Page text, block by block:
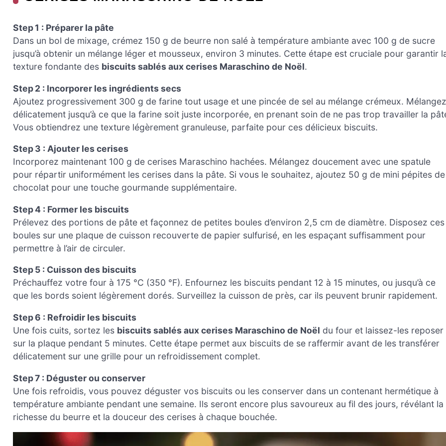
Step 1 : Préparer la pâte
Dans un bol de mixage, crémez 150 g de beurre non salé à température ambiante avec 100 g de sucre
jusqu’à obtenir un mélange léger et mousseux, environ 3 minutes. Cette étape est cruciale pour garantir
texture fondante des biscuits sablés aux cerises Maraschino de Noël.
Step 2 : Incorporer les ingrédients secs
Ajoutez progressivement 300 g de farine tout usage et une pincée de sel au mélange crémeux. Mélangez
délicatement jusqu’à ce que la farine soit juste incorporée, en prenant soin de ne pas trop travailler la
Vous obtiendrez une texture légèrement granuleuse, parfaite pour ces délicieux biscuits.
Step 3 : Ajouter les cerises
Incorporez maintenant 100 g de cerises Maraschino hachées. Mélangez doucement avec une spatule
pour répartir uniformément les cerises dans la pâte. Si vous le souhaitez, ajoutez 50 g de mini pépites de
chocolat pour une touche gourmande supplémentaire.
Step 4 : Former les biscuits
Prélevez des portions de pâte et façonnez de petites boules d’environ 2,5 cm de diamètre. Disposez ces
boules sur une plaque de cuisson recouverte de papier sulfurisé, en les espaçant suffisamment pour
permettre à l’air de circuler.
Step 5 : Cuisson des biscuits
Préchauffez votre four à 175 °C (350 °F). Enfournez les biscuits pendant 12 à 15 minutes, ou jusqu’à ce
que les bords soient légèrement dorés. Surveillez la cuisson de près, car ils peuvent brunir rapidement.
Step 6 : Refroidir les biscuits
Une fois cuits, sortez les biscuits sablés aux cerises Maraschino de Noël du four et laissez-les reposer
sur la plaque pendant 5 minutes. Cette étape permet aux biscuits de se raffermir avant de les transférer
délicatement sur une grille pour un refroidissement complet.
Step 7 : Déguster ou conserver
Une fois refroidis, vous pouvez déguster vos biscuits ou les conserver dans un contenant hermétique à
température ambiante pendant une semaine. Ils seront encore plus savoureux au fil des jours, révélant la
richesse du beurre et la douceur des cerises à chaque bouchée.